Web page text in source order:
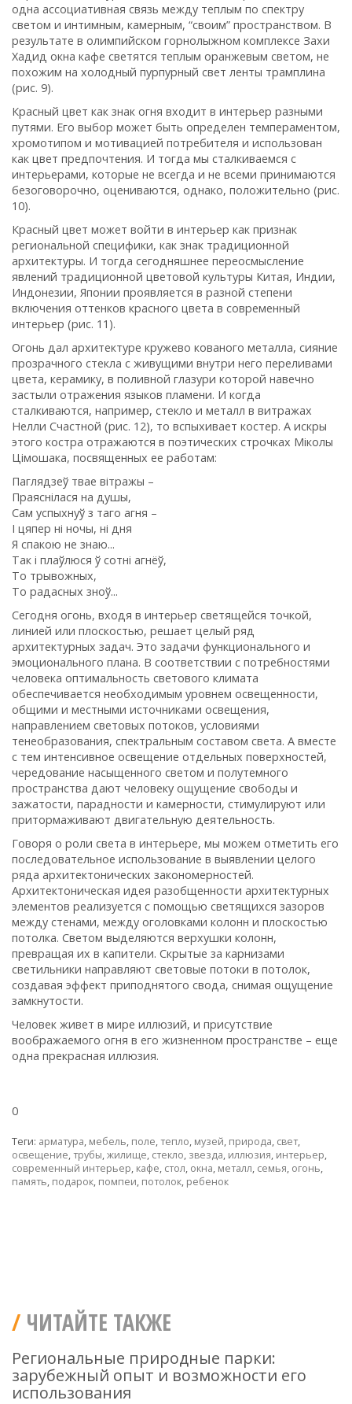
одна ассоциативная связь между теплым по спектру
светом и интимным, камерным, “своим” пространством. В
результате в олимпийском горнолыжном комплексе Захи
Хадид окна кафе светятся теплым оранжевым светом, не
похожим на холодный пурпурный свет ленты трамплина
(рис. 9).
Красный цвет как знак огня входит в интерьер разными
путями. Его выбор может быть определен темпераментом,
хромотипом и мотивацией потребителя и использован
как цвет предпочтения. И тогда мы сталкиваемся с
интерьерами, которые не всегда и не всеми принимаются
безоговорочно, оцениваются, однако, положительно (рис.
10).
Красный цвет может войти в интерьер как признак
региональной специфики, как знак традиционной
архитектуры. И тогда сегодняшнее переосмысление
явлений традиционной цветовой культуры Китая, Индии,
Индонезии, Японии проявляется в разной степени
включения оттенков красного цвета в современный
интерьер (рис. 11).
Огонь дал архитектуре кружево кованого металла, сияние
прозрачного стекла с живущими внутри него переливами
цвета, керамику, в поливной глазури которой навечно
застыли отражения языков пламени. И когда
сталкиваются, например, стекло и металл в витражах
Нелли Счастной (рис. 12), то вспыхивает костер. А искры
этого костра отражаются в поэтических строчках Мiколы
Цiмошака, посвященных ее работам:
Паглядзеў твае вiтражы –
Праяснiлася на душы,
Сам успыхнуў з таго агня –
I цяпер нi ночы, нi дня
Я спакою не знаю...
Так i плаўлюся ў сотнi агнёў,
То трывожных,
То радасных зноў...
Сегодня огонь, входя в интерьер светящейся точкой,
линией или плоскостью, решает целый ряд
архитектурных задач. Это задачи функционального и
эмоционального плана. В соответствии с потребностями
человека оптимальность светового климата
обеспечивается необходимым уровнем освещенности,
общими и местными источниками освещения,
направлением световых потоков, условиями
тенеобразования, спектральным составом света. А вместе
с тем интенсивное освещение отдельных поверхностей,
чередование насыщенного светом и полутемного
пространства дают человеку ощущение свободы и
зажатости, парадности и камерности, стимулируют или
притормаживают двигательную деятельность.
Говоря о роли света в интерьере, мы можем отметить его
последовательное использование в выявлении целого
ряда архитектонических закономерностей.
Архитектоническая идея разобщенности архитектурных
элементов реализуется с помощью светящихся зазоров
между стенами, между оголовками колонн и плоскостью
потолка. Светом выделяются верхушки колонн,
превращая их в капители. Скрытые за карнизами
светильники направляют световые потоки в потолок,
создавая эффект приподнятого свода, снимая ощущение
замкнутости.
Человек живет в мире иллюзий, и присутствие
воображаемого огня в его жизненном пространстве – еще
одна прекрасная иллюзия.
0
Теги: арматура, мебель, поле,тепло, музей, природа, свет,
освещение,трубы,жилище, стекло, звезда, иллюзия, интерьер,
современный интерьер, кафе, стол, окна, металл, семья, огонь,
память, подарок, помпеи, потолок, ребенок
ЧИТАЙТЕ ТАКЖЕ
Региональные природные парки:
зарубежный опыт и возможности его
использования